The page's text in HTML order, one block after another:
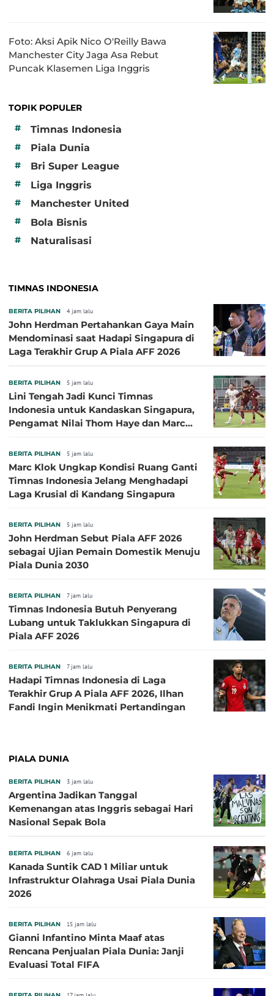
Foto: Aksi Apik Nico O'Reilly Bawa
Manchester City Jaga Asa Rebut
Puncak Klasemen Liga Inggris
TOPIK POPULER
#
Timnas Indonesia
# Piala Dunia
# Bri Super League
# Liga Inggris
# Manchester United
# Bola Bisnis
# Naturalisasi
TIMNAS INDONESIA
BERITA PILIHAN 4 jam lalu
John Herdman Pertahankan Gaya Main
Mendominasi saat Hadapi Singapura di
Laga Terakhir Grup A Piala AFF 2026
BERITA PILIHAN 5 jam lalu
Lini Tengah Jadi Kunci Timnas
Indonesia untuk Kandaskan Singapura,
Pengamat Nilai Thom Haye dan Marc
BERITA PILIHAN 5 jam lalu
Marc Klok Ungkap Kondisi Ruang Ganti
Timnas Indonesia Jelang Menghadapi
Laga Krusial di Kandang Singapura
BERITA PILIHAN 5 jam lalu
John Herdman Sebut Piala AFF 2026
sebagai Ujian Pemain Domestik Menuju
Piala Dunia 2030
BERITA PILIHAN 7 jam lalu
Timnas Indonesia Butuh Penyerang
Lubang untuk Taklukkan Singapura di
Piala AFF 2026
BERITA PILIHAN 7 jam lalu
Hadapi Timnas Indonesia di Laga
Terakhir Grup A Piala AFF 2026, Ilhan
Fandi Ingin Menikmati Pertandingan
PIALA DUNIA
BERITA PILIHAN 3 jam lalu
Argentina Jadikan Tanggal
Kemenangan atas Inggris sebagai Hari
Nasional Sepak Bola
BERITA PILIHAN 6 jam lalu
Kanada Suntik CAD 1 Miliar untuk
Infrastruktur Olahraga Usai Piala Dunia
2026
BERITA PILIHAN 15 jam lalu
Gianni Infantino Minta Maaf atas
Rencana Penjualan Piala Dunia: Janji
Evaluasi Total FIFA